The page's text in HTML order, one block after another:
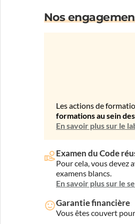
Nos
Les actions de
formations au sein
En savoir plus sur le
Examen du Code
Pour cela, vous devez
examens blancs.
En savoir plus sur le
Garantie financière
Vous êtes couvert